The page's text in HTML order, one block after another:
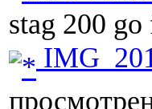
stag 200